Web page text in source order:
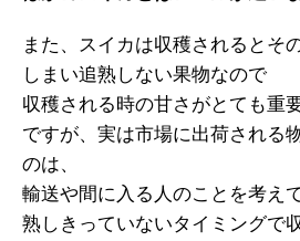
また、スイカは収穫されるとそ
しまい追熟しない果物なので
収穫される時の甘さがとても重
ですが、実は市場に出荷される
のは、
輸送や間に入る人のことを考えて
熟しきっていないタイミングで